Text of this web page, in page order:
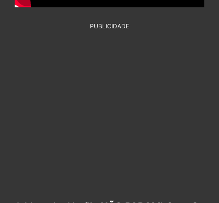
PUBLICIDADE